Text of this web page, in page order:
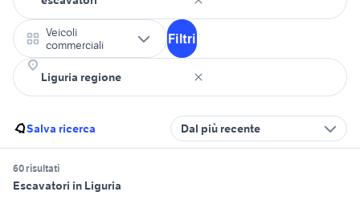
Veicoli
commerciali
Filtri
Salva ricerca Dal più recente
60 risultati
Escavatori in Liguria